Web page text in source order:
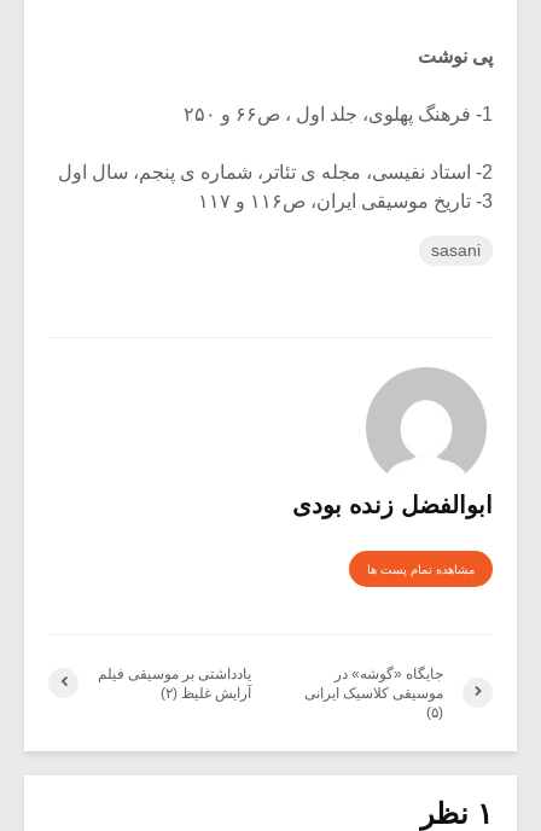
پی نوشت
1- فرهنگ پهلوی، جلد اول ، ص۶۶ و ۲۵۰
2- استاد نفیسی، مجله ی تئاتر، شماره ی پنجم، سال اول
3- تاریخ موسیقی ایران، ص۱۱۶ و ۱۱۷
sasani
ابوالفضل زنده بودی
مشاهده تمام پست ها
یادداشتی بر موسیقی فیلم
آرایش غلیظ (۲)
جایگاه «گوشه» در
موسیقی کلاسیک ایرانی
(۵)
۱ نظر